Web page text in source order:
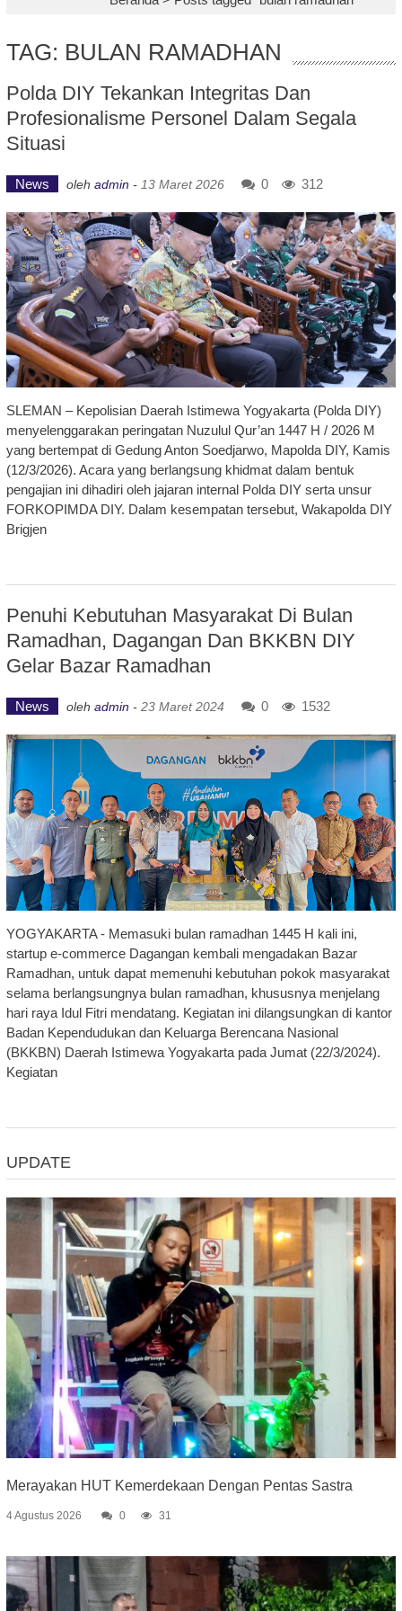
TAG: BULAN RAMADHAN
Polda DIY Tekankan Integritas Dan
Profesionalisme Personel Dalam Segala
Situasi
News oleh admin - 13 Maret 2026 0 312
SLEMAN – Kepolisian Daerah Istimewa Yogyakarta (Polda DIY)
menyelenggarakan peringatan Nuzulul Qur’an 1447 H / 2026 M
yang bertempat di Gedung Anton Soedjarwo, Mapolda DIY, Kamis
(12/3/2026). Acara yang berlangsung khidmat dalam bentuk
pengajian ini dihadiri oleh jajaran internal Polda DIY serta unsur
FORKOPIMDA DIY. Dalam kesempatan tersebut, Wakapolda DIY
Brigjen
Penuhi Kebutuhan Masyarakat Di Bulan
Ramadhan, Dagangan Dan BKKBN DIY
Gelar Bazar Ramadhan
News oleh admin - 23 Maret 2024 0 1532
YOGYAKARTA - Memasuki bulan ramadhan 1445 H kali ini,
startup e-commerce Dagangan kembali mengadakan Bazar
Ramadhan, untuk dapat memenuhi kebutuhan pokok masyarakat
selama berlangsungnya bulan ramadhan, khususnya menjelang
hari raya Idul Fitri mendatang. Kegiatan ini dilangsungkan di kantor
Badan Kependudukan dan Keluarga Berencana Nasional
(BKKBN) Daerah Istimewa Yogyakarta pada Jumat (22/3/2024).
Kegiatan
UPDATE
Merayakan HUT Kemerdekaan Dengan Pentas Sastra
4 Agustus 2026 0 31